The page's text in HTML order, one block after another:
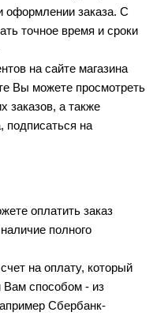
оформлении заказа. С
точное время и сроки
на сайте магазина
Вы можете просмотреть
заказов, а также
подписаться на
оплатить заказ
полного
на оплату, который
способом - из
Сбербанк-